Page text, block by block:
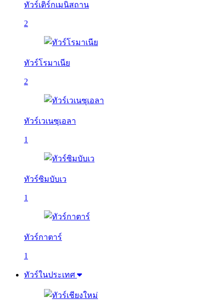
ทัวร์เติร์กเมนิสถาน
2
ทัวร์โรมาเนีย
2
ทัวร์เวเนซุเอลา
1
ทัวร์ซิมบับเว
1
ทัวร์กาตาร์
1
ทัวร์ในประเทศ